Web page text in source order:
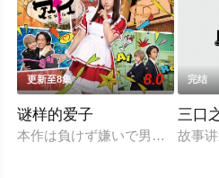
更新至8集 8.0
谜样的爱子
本作は負けず嫌いで男勝りな女
完结
三口
故事